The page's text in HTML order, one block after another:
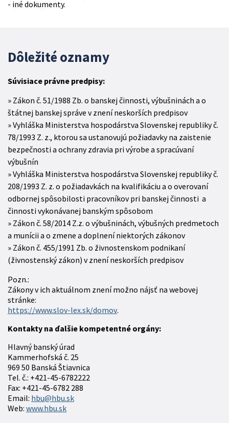
- iné dokumenty.
Dôležité oznamy
Súvisiace právne predpisy:
Zákon č. 51/1988 Zb. o banskej činnosti, výbušninách a o
štátnej banskej správe v znení neskorších predpisov
Vyhláška Ministerstva hospodárstva Slovenskej republiky č.
78/1993 Z. z., ktorou sa ustanovujú požiadavky na zaistenie
bezpečnosti a ochrany zdravia pri výrobe a spracúvaní
výbušnín
Vyhláška Ministerstva hospodárstva Slovenskej republiky č.
208/1993 Z. z. o požiadavkách na kvalifikáciu a o overovaní
odbornej spôsobilosti pracovníkov pri banskej činnosti a
činnosti vykonávanej banským spôsobom
Zákon č. 58/2014 Z.z. o výbušninách, výbušných predmetoch
a munícii a o zmene a doplnení niektorých zákonov
Zákon č. 455/1991 Zb. o živnostenskom podnikaní
(živnostenský zákon) v znení neskorších predpisov
Pozn.:
Zákony v ich aktuálnom znení možno nájsť na webovej
stránke:
https://www.slov-lex.sk/domov.
Kontakty na ďalšie kompetentné orgány:
Hlavný banský úrad
Kammerhofská č. 25
969 50 Banská Štiavnica
Tel. č.: +421-45-6782222
Fax: +421-45-6782 288
Email: hbu@hbu.sk
Web: www.hbu.sk